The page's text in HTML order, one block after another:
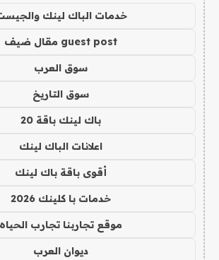
خدمات الباك لينك
guest post مقال ضيف
سوق العرب
سوق التاريخ
باك لينك باقة 20
اعلانات الباك لينك
أقوى باقة باك لينك
خدمات با كلينك 2026
موقع تجاربنا تجارب الحياه
ديوان العرب